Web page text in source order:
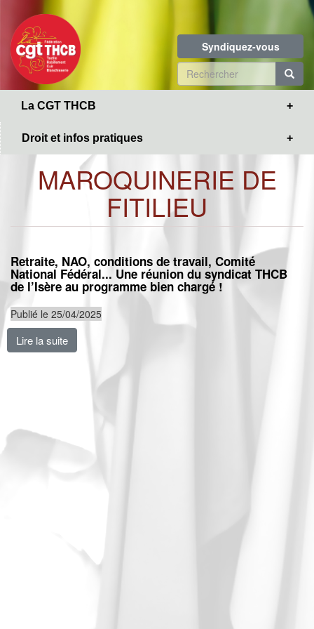
contenu
principal
Syndiquez-vous
Formulaire
de
La CGT THCB
Droit et infos pratiques
MAROQUINERIE DE
FITILIEU
Retraite, NAO, conditions de travail, Comité
National Fédéral... Une réunion du syndicat THCB
de l’Isère au programme bien chargé !
Publié le 25/04/2025
Lire la suite